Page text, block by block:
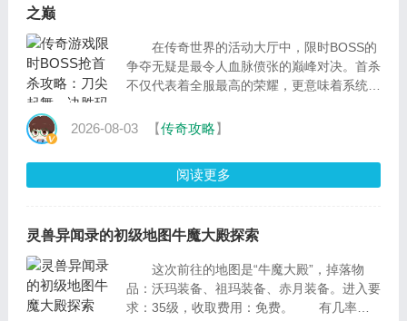
之巅
在传奇世界的活动大厅中，限时BOSS的
争夺无疑是最令人血脉偾张的巅峰对决。首杀
不仅代表着全服最高的荣耀，更意味着系统必
2026-08-03 【传奇攻略】
阅读更多
灵兽异闻录的初级地图牛魔大殿探索
这次前往的地图是“牛魔大殿”，掉落物
品：沃玛装备、祖玛装备、赤月装备。进入要
求：35级，收取费用：免费。 有几率爆